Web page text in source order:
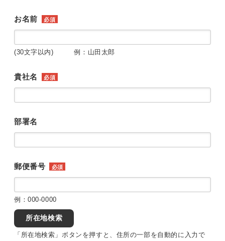
お名前 必須
(30文字以内) 例：山田太郎
貴社名 必須
部署名
郵便番号 必須
例：000-0000
所在地検索
「所在地検索」ボタンを押すと、住所の一部を自動的に入力で